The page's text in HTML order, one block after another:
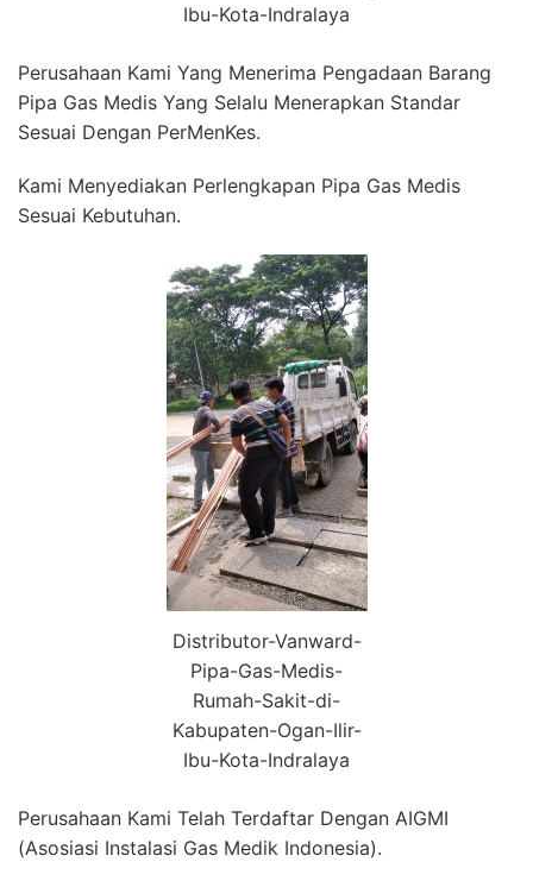
Ibu-Kota-Indralaya
Perusahaan Kami Yang Menerima Pengadaan Barang
Pipa Gas Medis Yang Selalu Menerapkan Standar
Sesuai Dengan PerMenKes.
Kami Menyediakan Perlengkapan Pipa Gas Medis
Sesuai Kebutuhan.
Distributor-Vanward-
Pipa-Gas-Medis-
Rumah-Sakit-di-
Kabupaten-Ogan-Ilir-
Ibu-Kota-Indralaya
Perusahaan Kami Telah Terdaftar Dengan AIGMI
(Asosiasi Instalasi Gas Medik Indonesia).